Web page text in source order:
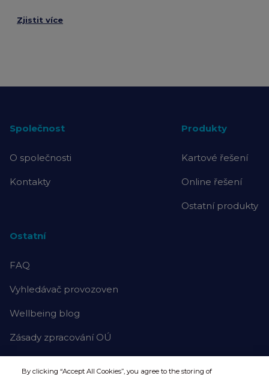
Zjistit více
Společnost
O společnosti
Kontakty
Produkty
Kartové řešení
Online řešení
Ostatní produkty
Ostatní
FAQ
Vyhledávač provozoven
Wellbeing blog
Zásady zpracování OÚ
By clicking “Accept All Cookies”, you agree to the storing of